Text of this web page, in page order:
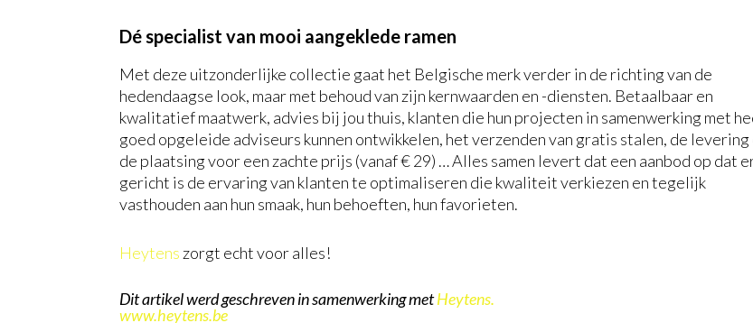
Dé specialist van mooi aangeklede ramen
Met deze uitzonderlijke collectie gaat het Belgische merk verder in de richting van de
hedendaagse look, maar met behoud van zijn kernwaarden en -diensten. Betaalbaar en
kwalitatief maatwerk, advies bij jou thuis, klanten die hun projecten in samenwerking met
goed opgeleide adviseurs kunnen ontwikkelen, het verzenden van gratis stalen, de levering
de plaatsing voor een zachte prijs (vanaf € 29) … Alles samen levert dat een aanbod op dat
gericht is de ervaring van klanten te optimaliseren die kwaliteit verkiezen en tegelijk
vasthouden aan hun smaak, hun behoeften, hun favorieten.
Heytens zorgt echt voor alles!
Dit artikel werd geschreven insamenwerkingmetHeytens.
www.heytens.be